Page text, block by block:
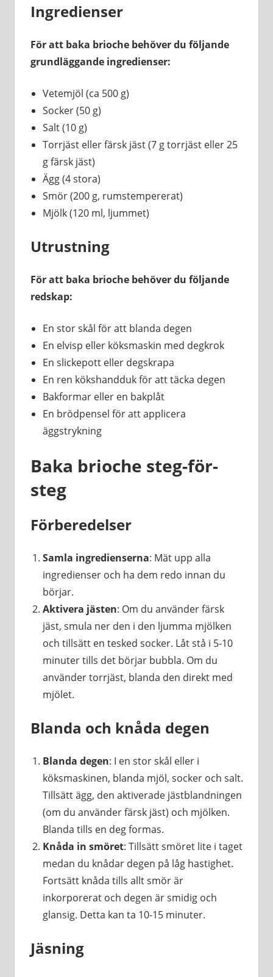
Ingredienser
För att baka brioche behöver du följande
grundläggande ingredienser:
Vetemjöl (ca 500 g)
Socker (50 g)
Salt (10 g)
Torrjäst eller färsk jäst (7 g torrjäst eller 25
g färsk jäst)
Ägg (4 stora)
Smör (200 g, rumstempererat)
Mjölk (120 ml, ljummet)
Utrustning
För att baka brioche behöver du följande
redskap:
En stor skål för att blanda degen
En elvisp eller köksmaskin med degkrok
En slickepott eller degskrapa
En ren kökshandduk för att täcka degen
Bakformar eller en bakplåt
En brödpensel för att applicera
äggstrykning
Baka brioche steg-för-
steg
Förberedelser
Samla ingredienserna: Mät upp alla
ingredienser och ha dem redo innan du
börjar.
Aktivera jästen: Om du använder färsk
jäst, smula ner den i den ljumma mjölken
och tillsätt en tesked socker. Låt stå i 5-10
minuter tills det börjar bubbla. Om du
använder torrjäst, blanda den direkt med
mjölet.
Blanda och knåda degen
Blanda degen: I en stor skål eller i
köksmaskinen, blanda mjöl, socker och salt.
Tillsätt ägg, den aktiverade jästblandningen
(om du använder färsk jäst) och mjölken.
Blanda tills en deg formas.
Knåda in smöret: Tillsätt smöret lite i taget
medan du knådar degen på låg hastighet.
Fortsätt knåda tills allt smör är
inkorporerat och degen är smidig och
glansig. Detta kan ta 10-15 minuter.
Jäsning